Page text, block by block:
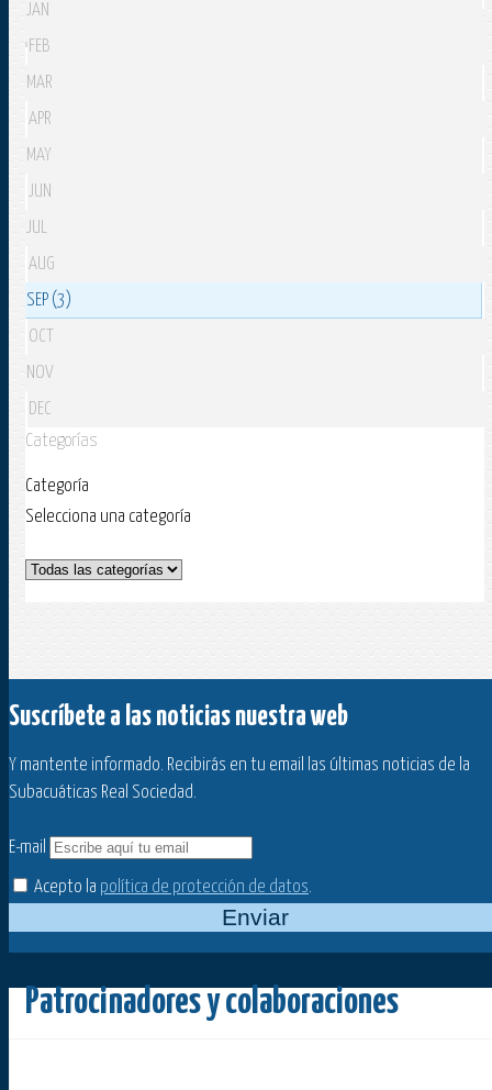
JAN
FEB
MAR
APR
MAY
JUN
JUL
AUG
SEP (3)
OCT
NOV
DEC
Categorías
Categoría
Selecciona una categoría
Suscríbete a las noticias nuestra web
Y mantente informado. Recibirás en tu email las últimas noticias de la
Subacuáticas Real Sociedad.
E-mail
Acepto la política de protección de datos.
Enviar
Patrocinadores y colaboraciones